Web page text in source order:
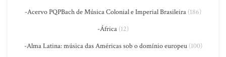
-Acervo PQPBach de Música Colonial e Imperial Brasileira (186)
-África (12)
-Alma Latina: música das Américas sob o domínio europeu(100)